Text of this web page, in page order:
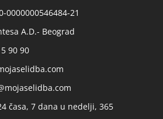
0000000546484-21
A.D.- Beograd
90 90
časa, 7 dana u nedelji, 365